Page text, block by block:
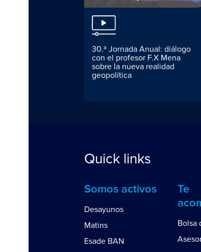
30.ª Jornada Anual: diálogo
con el profesor F.X Mena
sobre la nueva realidad
geopolítica
Quick links
Somos activos
Desayunos
Matins
Esade BAN
Te
Bolsa